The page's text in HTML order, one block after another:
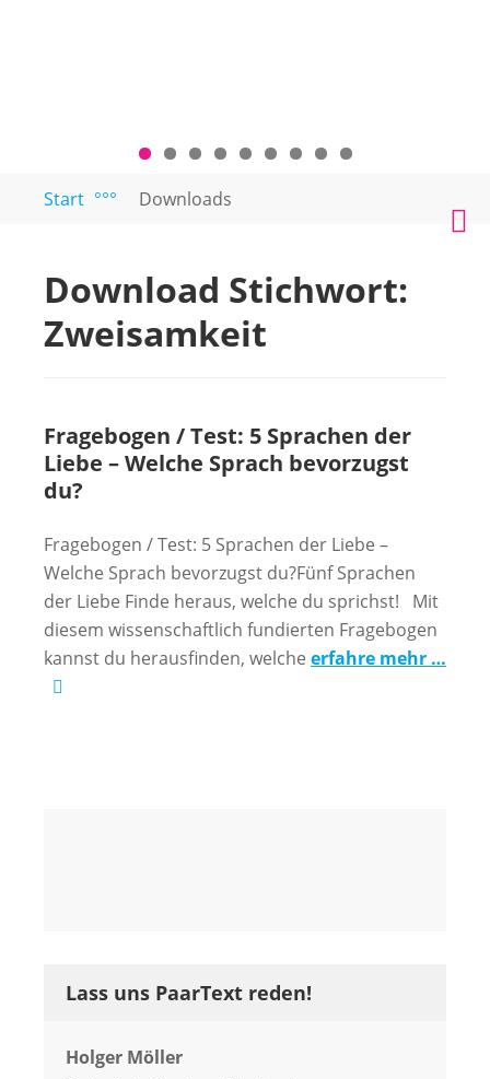
PAARTEXT
Coaching
und
Paare
Start °°° Downloads
Download Stichwort:
Zweisamkeit
Fragebogen / Test: 5 Sprachen der
Liebe – Welche Sprach bevorzugst
du?
Fragebogen / Test: 5 Sprachen der Liebe –
Welche Sprach bevorzugst du?Fünf Sprachen
der Liebe Finde heraus, welche du sprichst! Mit
diesem wissenschaftlich fundierten Fragebogen
kannst du herausfinden, welche erfahre mehr …
Lass uns PaarText reden!
Holger Möller